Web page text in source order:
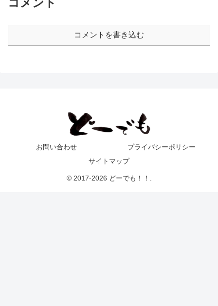
コメントを書き込む
お問い合わせ
プライバシーポリシー
サイトマップ
© 2017-2026 どーでも！！.